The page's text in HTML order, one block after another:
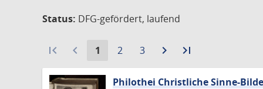
Status: DFG-gefördert, laufend
first_page navigate_before
Aktuelle
1
Gehe
Seite
2
Gehe
Seite
3 navigate_next
Zur
Seite
last_page
Seite
Philothei Christliche Sinne-